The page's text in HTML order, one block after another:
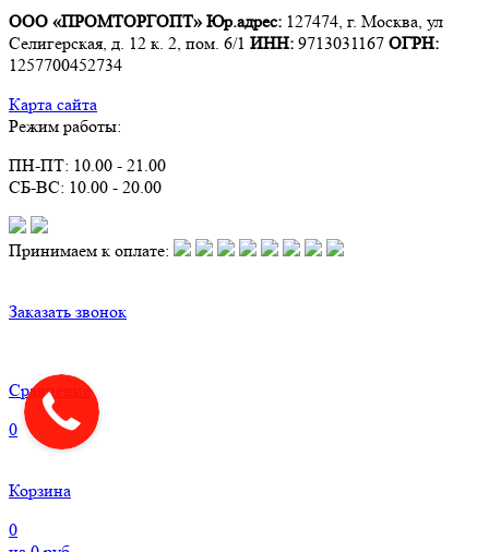
ООО «ПРОМТОРГОПТ» Юр.адрес: 127474, г. Москва, ул
Селигерская, д. 12 к. 2, пом. 6/1 ИНН: 9713031167 ОГРН:
1257700452734
Карта сайта
Режим работы:
ПН-ПТ: 10.00 - 21.00
СБ-ВС: 10.00 - 20.00
Принимаем к оплате:
Заказать звонок
Сравнение
0
Корзина
0